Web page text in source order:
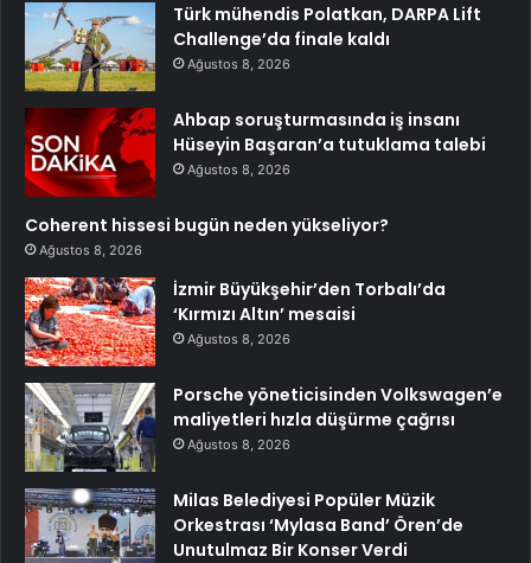
Türk mühendis Polatkan, DARPA Lift
Challenge’da finale kaldı
Ağustos 8, 2026
Ahbap soruşturmasında iş insanı
Hüseyin Başaran’a tutuklama talebi
Ağustos 8, 2026
Coherent hissesi bugün neden yükseliyor?
Ağustos 8, 2026
İzmir Büyükşehir’den Torbalı’da
‘Kırmızı Altın’ mesaisi
Ağustos 8, 2026
Porsche yöneticisinden Volkswagen’e
maliyetleri hızla düşürme çağrısı
Ağustos 8, 2026
Milas Belediyesi Popüler Müzik
Orkestrası ‘Mylasa Band’ Ören’de
Unutulmaz Bir Konser Verdi